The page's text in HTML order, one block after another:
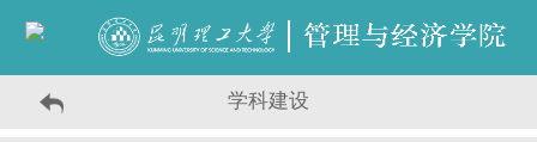
学科建设